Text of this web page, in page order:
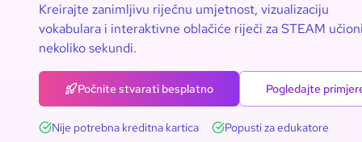
Kreirajte zanimljivu riječnu umjetnost, vizualizaciju
vokabulara i interaktivne oblačiće riječi za STEAM
nekoliko sekundi.
Počnite stvarati besplatno Pogledajte
Nije potrebna kreditna kartica Popusti za edukatore